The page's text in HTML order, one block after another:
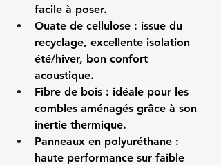
facile à poser.
Ouate de cellulose : issue du
recyclage, excellente isolation
été/hiver, bon confort
acoustique.
Fibre de bois : idéale pour les
combles aménagés grâce à son
inertie thermique.
Panneaux en polyuréthane :
haute performance sur faible